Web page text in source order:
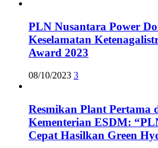
PLN Nusantara Power
Keselamatan
Award 2023
08/10/2023 3
Resmikan Plant Pertama
Kementerian ESDM:
Cepat Hasilkan Green